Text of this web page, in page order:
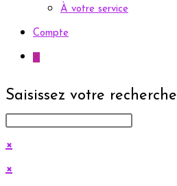
À votre service
Compte
0
Saisissez votre recherche
×
×